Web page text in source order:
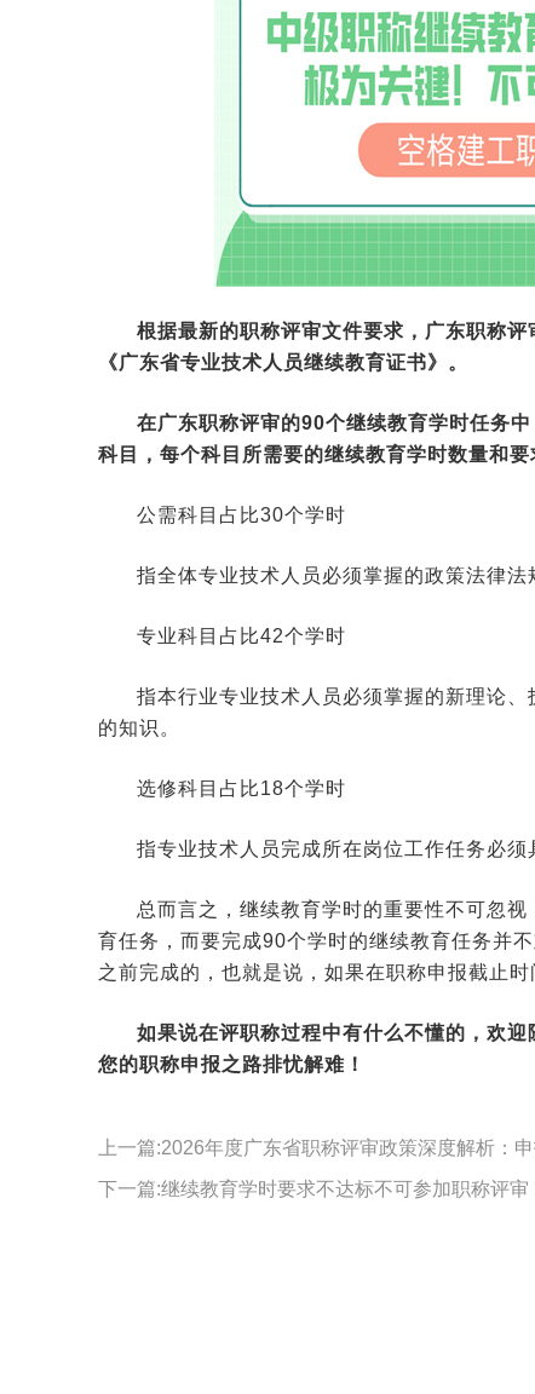
根据最新的职称评审文件要求，广东职称
《广东省专业技术人员继续教育证书》。
在广东职称评审的90个继续教育学时任务
科目，每个科目所需要的继续教育学时数量和要
公需科目占比30个学时
指全体专业技术人员必须掌握的政策法律法
专业科目占比42个学时
指本行业专业技术人员必须掌握的新理论
的知识。
选修科目占比18个学时
指专业技术人员完成所在岗位工作任务必
总而言之，继续教育学时的重要性不可忽
育任务，而要完成90个学时的继续教育任务并
之前完成的，也就是说，如果在职称申报截止
如果说在评职称过程中有什么不懂的，欢迎
您的职称申报之路排忧解难！
上一篇:2026年度广东省职称评审政策深度解析：
下一篇:继续教育学时要求不达标不可参加职称评审